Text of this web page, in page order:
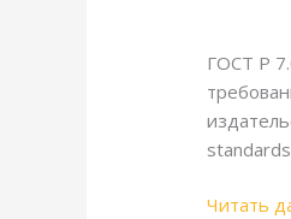
ГОСТ Р
и
Читать